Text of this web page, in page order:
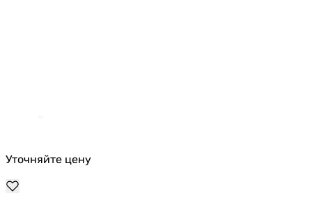
Уточняйте цену